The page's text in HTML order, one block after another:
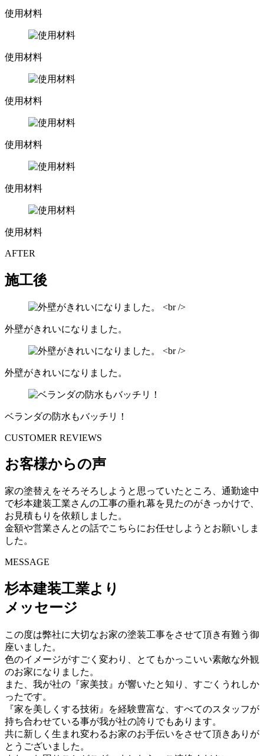
使用材料
使用材料
使用材料
使用材料
使用材料
使用材料
AFTER
施工後
外壁がきれいになりました。
外壁がきれいになりました。
ベランダの防水もバッチリ！
CUSTOMER REVIEWS
お客様からの声
家の塗替えをそろそろしようと思っていたところ、通勤途中
で杉本建装工業さんの工事の垂れ幕を見たのがきっかけで、
お見積もりを依頼しました。
金額や営業さんとの話でこちらにお任せしようとお願いしま
した。
MESSAGE
杉本建装工業より
メッセージ
この度は弊社に大切なお家の塗装工事をさせて頂き有難う御
座いました。
色のイメージがすごく変わり、とてもかっこいい素敵な外観
のお家になりました。
また、我が社の『家美技』が響いたと知り、すごくうれしか
ったです。
『家を美しくする技術』を経験豊富な、すべてのスタッフが
持ち合わせている事が我が社の誇りでもあります。
共に新しく生まれ変わるお家のお手伝いをさせて頂きありが
とうございました。